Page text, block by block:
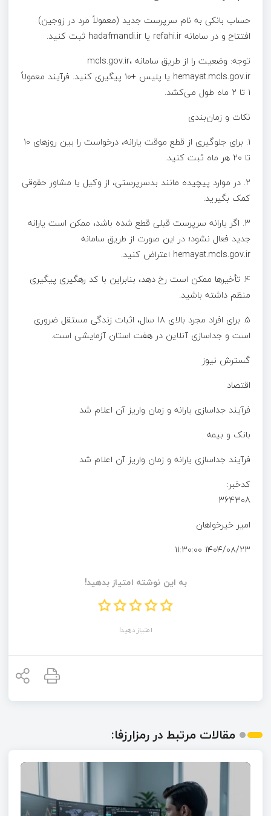
حساب بانکی به نام سرپرست جدید (معمولاً مرد در زوجین)
افتتاح و در سامانه refahi.ir یا hadafmandi.ir ثبت کنید.
توجه: وضعیت را از طریق سامانه mcls.gov.ir،
hemayat.mcls.gov.ir یا پلیس +۱۰ پیگیری کنید. فرآیند معمولاً
۱ تا ۲ ماه طول می‌کشد.
نکات و زمان‌بندی
۱. برای جلوگیری از قطع موقت یارانه، درخواست را بین روزهای ۱۰
تا ۲۰ هر ماه ثبت کنید.
۲. در موارد پیچیده مانند بدسرپرستی، از وکیل یا مشاور حقوقی
کمک بگیرید.
۳. اگر یارانه سرپرست قبلی قطع شده باشد، ممکن است یارانه
جدید فعال نشود؛ در این صورت از طریق سامانه
hemayat.mcls.gov.ir اعتراض کنید.
۴. تأخیرها ممکن است رخ دهد، بنابراین با کد رهگیری پیگیری
منظم داشته باشید.
۵. برای افراد مجرد بالای ۱۸ سال، اثبات زندگی مستقل ضروری
است و جداسازی آنلاین در هفت استان آزمایشی است.
گسترش نیوز
اقتصاد
فرآیند جداسازی یارانه و زمان واریز آن اعلام شد
بانک و بیمه
فرآیند جداسازی یارانه و زمان واریز آن اعلام شد
کدخبر:
364308
امیر خیرخواهان
۱۴۰۴/۰۸/۲۳ ۱۱:۳۰:۰۰
به این نوشته امتیاز بدهید!
امتیاز دهید!
مقالات مرتبط در رمزارزفا: